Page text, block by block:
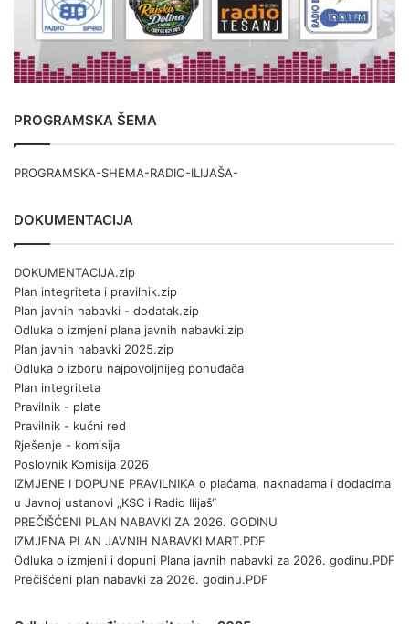
PROGRAMSKA ŠEMA
PROGRAMSKA-SHEMA-RADIO-ILIJAŠA-
DOKUMENTACIJA
DOKUMENTACIJA.zip
Plan integriteta i pravilnik.zip
Plan javnih nabavki - dodatak.zip
Odluka o izmjeni plana javnih nabavki.zip
Plan javnih nabavki 2025.zip
Odluka o izboru najpovoljnijeg ponuđača
Plan integriteta
Pravilnik - plate
Pravilnik - kućni red
Rješenje - komisija
Poslovnik Komisija 2026
IZMJENE I DOPUNE PRAVILNIKA o plaćama, naknadama i dodacima
u Javnoj ustanovi „KSC i Radio Ilijaš“
PREČIŠĆENI PLAN NABAVKI ZA 2026. GODINU
IZMJENA PLAN JAVNIH NABAVKI MART.PDF
Odluka o izmjeni i dopuni Plana javnih nabavki za 2026. godinu.PDF
Prečišćeni plan nabavki za 2026. godinu.PDF